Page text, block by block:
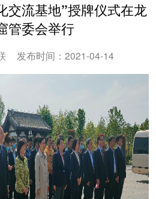
交流基地”授牌仪式在龙
管委会举行
发布时间：2021-04-14